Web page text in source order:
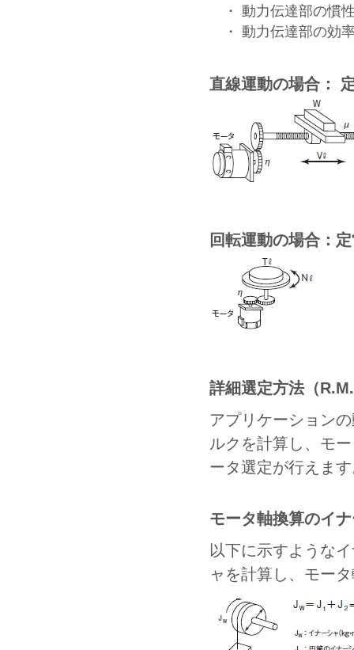
・ 動力伝達部の慣
・ 動力伝達部の効
直線運動の場合：
回転運動の場合：
詳細選定方法（
アプリケーション
ルクを計算し、モ
ータ選定が行えま
モータ軸換算のイ
以下に示すような
ャを計算し、モー